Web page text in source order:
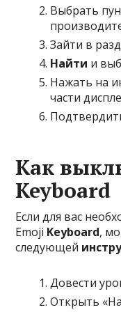
Выбрать
Зайти в
Найти и
Нажать на
части
Как
Keyboard
Если для вас
Emoji Keyboard,
следующей
Довести
Открыть